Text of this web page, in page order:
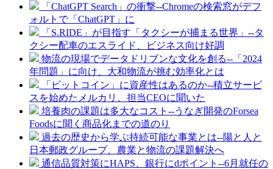
「ChatGPT Search」の衝撃--Chromeの検索窓がデフ
ォルトで「ChatGPT」に
「S.RIDE」が目指す「タクシーが捕まる世界」--タ
クシー配車のエスライド、ビジネス向け好調
物流の現場でデータドリブンな文化を創る--「2024
年問題」に向け、大和物流が挑む効率化とは
「ビットコイン」に資産性はあるのか--積立サービ
スを始めたメルカリ、担当CEOに聞いた
培養肉の課題は多大なコスト--うなぎ開発のForsea
Foodsに聞く商品化までの道のり
過去の歴史から学ぶ持続可能な事業とは--陽と人と
日本郵政グループ、農業と物流の課題解決へ
通信品質対策にHAPS、銀行にdポイント--6月就任の